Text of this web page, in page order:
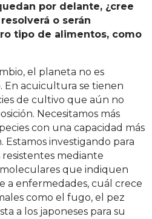
por delante, ¿cree
o serán
tipo de alimentos, como
el planeta no es
En acuicultura se tienen
de cultivo que aún no
Necesitamos más
con una capacidad más
investigando para
mediante
que indiquen
a enfermedades, cuál crece
como el fugo, el pez
a los japoneses para su